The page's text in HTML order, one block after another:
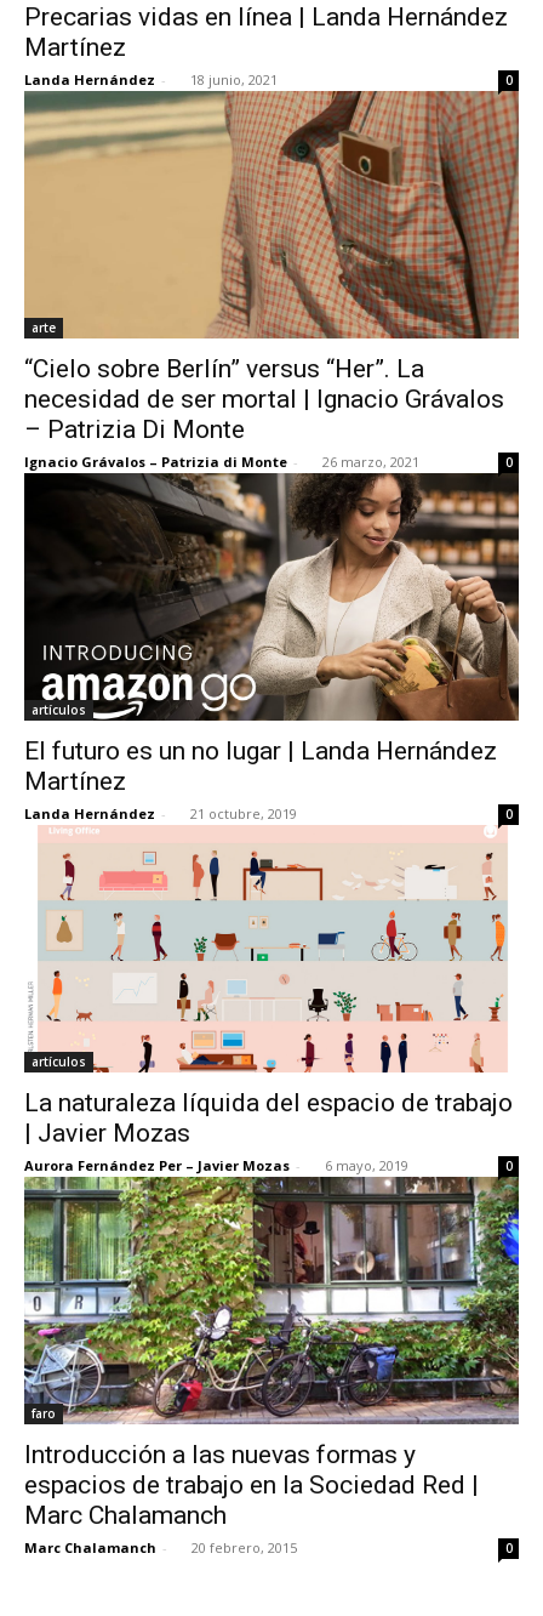
Precarias vidas en línea | Landa Hernández
Martínez
Landa Hernández - 18 junio, 2021 0
arte
“Cielo sobre Berlín” versus “Her”. La
necesidad de ser mortal | Ignacio Grávalos
– Patrizia Di Monte
Ignacio Grávalos – Patrizia di Monte - 26 marzo, 2021 0
artículos
El futuro es un no lugar | Landa Hernández
Martínez
Landa Hernández - 21 octubre, 2019 0
artículos
La naturaleza líquida del espacio de trabajo
| Javier Mozas
Aurora Fernández Per – Javier Mozas - 6 mayo, 2019 0
faro
Introducción a las nuevas formas y
espacios de trabajo en la Sociedad Red |
Marc Chalamanch
Marc Chalamanch - 20 febrero, 2015 0